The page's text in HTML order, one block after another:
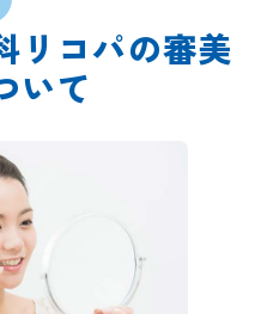
リコパの審美
いて